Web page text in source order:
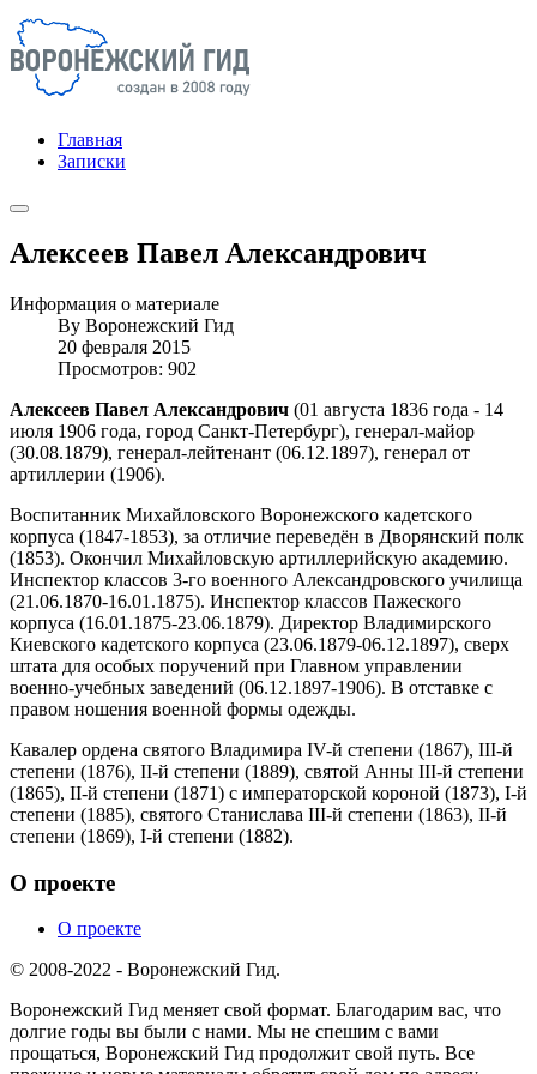
Главная
Записки
Алексеев Павел Александрович
Информация о материале
By Воронежский Гид
20 февраля 2015
Просмотров: 902
Алексеев Павел Александрович (01 августа 1836 года - 14
июля 1906 года, город Санкт-Петербург), генерал-майор
(30.08.1879), генерал-лейтенант (06.12.1897), генерал от
артиллерии (1906).
Воспитанник Михайловского Воронежского кадетского
корпуса (1847-1853), за отличие переведён в Дворянский полк
(1853). Окончил Михайловскую артиллерийскую академию.
Инспектор классов 3-го военного Александровского училища
(21.06.1870-16.01.1875). Инспектор классов Пажеского
корпуса (16.01.1875-23.06.1879). Директор Владимирского
Киевского кадетского корпуса (23.06.1879-06.12.1897), сверх
штата для особых поручений при Главном управлении
военно-учебных заведений (06.12.1897-1906). В отставке с
правом ношения военной формы одежды.
Кавалер ордена святого Владимира IV-й степени (1867), III-й
степени (1876), II-й степени (1889), святой Анны III-й степени
(1865), II-й степени (1871) с императорской короной (1873), I-й
степени (1885), святого Станислава III-й степени (1863), II-й
степени (1869), I-й степени (1882).
О проекте
О проекте
© 2008-2022 - Воронежский Гид.
Воронежский Гид меняет свой формат. Благодарим вас, что
долгие годы вы были с нами. Мы не спешим с вами
прощаться, Воронежский Гид продолжит свой путь. Все